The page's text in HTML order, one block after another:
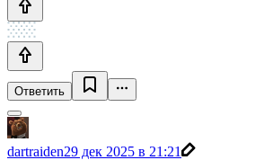
Ответить
dartraiden29 дек 2025 в 21:21